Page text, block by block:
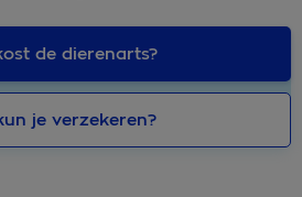
de dierenarts?
je verzekeren?